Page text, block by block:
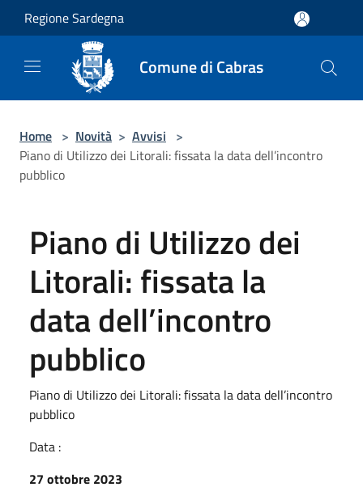
Salta al contenuto principale
Regione Sardegna
Comune di Cabras
Home > Novità > Avvisi >
Piano di Utilizzo dei Litorali: fissata la data dell’incontro
pubblico
Piano di Utilizzo dei
Litorali: fissata la
data dell’incontro
pubblico
Piano di Utilizzo dei Litorali: fissata la data dell’incontro
pubblico
Data :
27 ottobre 2023